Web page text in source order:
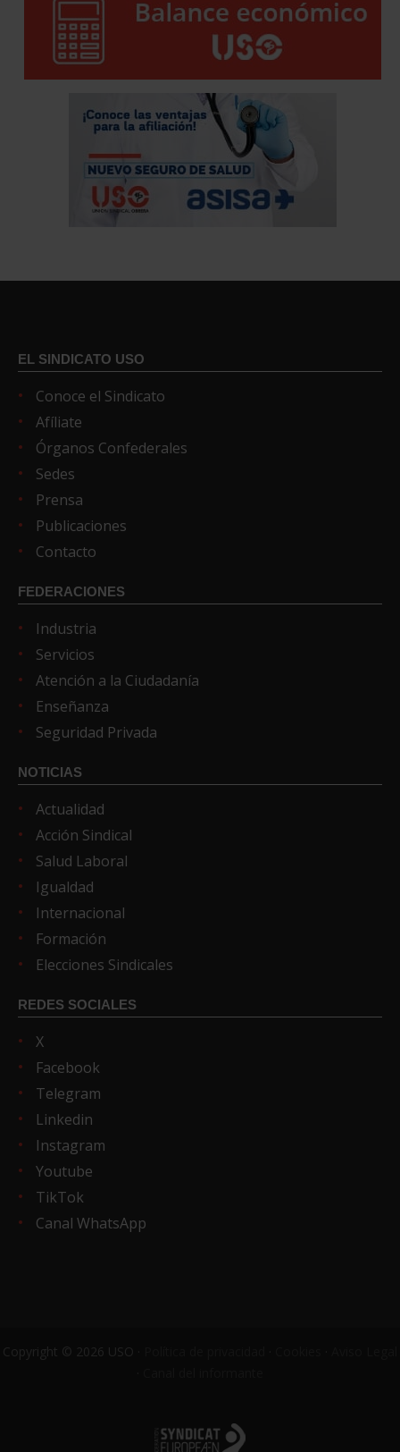
EL SINDICATO USO
Conoce el Sindicato
Afíliate
Órganos Confederales
Sedes
Prensa
Publicaciones
Contacto
FEDERACIONES
Industria
Servicios
Atención a la Ciudadanía
Enseñanza
Seguridad Privada
NOTICIAS
Actualidad
Acción Sindical
Salud Laboral
Igualdad
Internacional
Formación
Elecciones Sindicales
REDES SOCIALES
X
Facebook
Telegram
Linkedin
Instagram
Youtube
TikTok
Canal WhatsApp
Copyright © 2026 USO ·